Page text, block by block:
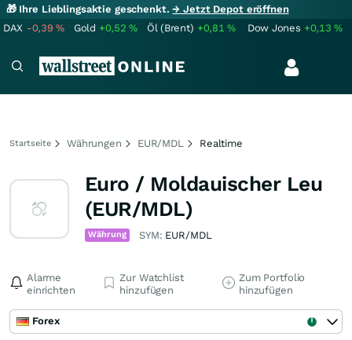
🎁 Ihre Lieblingsaktie geschenkt.→ Jetzt Depot eröffnen
DAX -0,39% Gold +0,52% Öl (Brent) +0,81% Dow Jones +0,13%
Startseite Währungen EUR/MDL Realtime
Euro / Moldauischer Leu
(EUR/MDL)
Währung SYM: EUR/MDL
Alarme
einrichten
Zur Watchlist
hinzufügen
Zum Portfolio
hinzufügen
Forex